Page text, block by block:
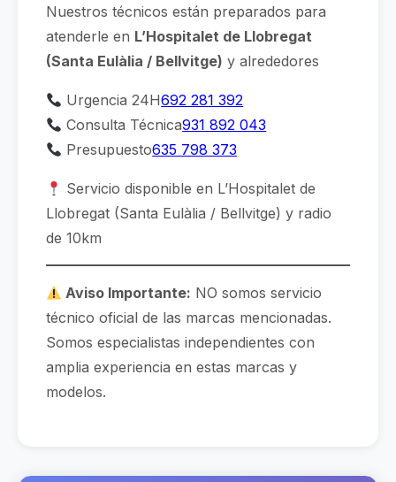
Nuestros técnicos están preparados para
atenderle en L’Hospitalet de Llobregat
(Santa Eulàlia / Bellvitge) y alrededores
Urgencia 24H692 281 392
Consulta Técnica931 892 043
Presupuesto635 798 373
Servicio disponible en L’Hospitalet de
Llobregat (Santa Eulàlia / Bellvitge) y radio
de 10km
Aviso Importante: NO somos servicio
técnico oficial de las marcas mencionadas.
Somos especialistas independientes con
amplia experiencia en estas marcas y
modelos.